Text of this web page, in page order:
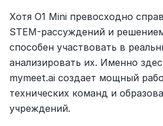
Хотя O1 Mini превосходно
STEM-рассуждений и
способен участвовать в
анализировать их. Именно
mymeet.ai создает мощный
технических команд и
учреждений.